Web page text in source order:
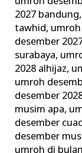
2027 bandung,
tawhid,
desember
surabaya,
2028 alhijaz,
umroh
desember
musim apa,
desember
desember